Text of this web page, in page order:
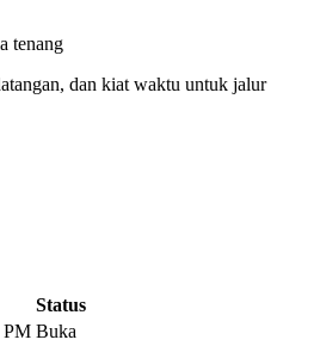
tenang
dan kiat waktu untuk jalur
Status
PM Buka